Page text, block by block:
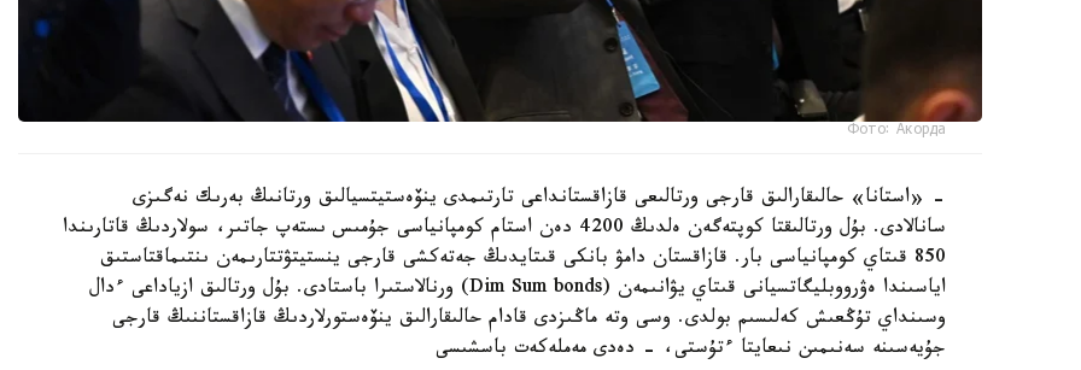
Фото: Акорда
- «استانا» حالىقارالىق قارجى ورتالىعى قازاقستانداعى تارتىمدى ينۆەستيتسيالىق ورتانىڭ بەرىك نەگىزى
سانالادى. بۇل ورتالىقتا كوپتەگەن ەلدىڭ 4200 دەن استام كومپانياسى جۇمىس ىستەپ جاتىر، سولاردىڭ قاتارىندا
850 قىتاي كومپانياسى بار. قازاقستان دامۋ بانكى قىتايدىڭ جەتەكشى قارجى ينستيتۋتتارىمەن ىنتىماقتاستىق
اياسىندا ەۋرووبليگاتسيانى قىتاي يۋانىمەن (Dim Sum bonds) ورنالاستىرا باستادى. بۇل ورتالىق ازياداعى ءدال
وسىنداي تۇڭعىش كەلىسىم بولدى. وسى وتە ماڭىزدى قادام حالىقارالىق ينۆەستورلاردىڭ قازاقستاننىڭ قارجى
جۇيەسىنە سەنىمىن نىعايتا ءتۇستى، - دەدى مەملەكەت باسشىسى